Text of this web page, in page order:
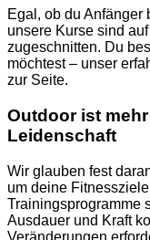
Egal, ob du Anfänger
unsere Kurse sind
zugeschnitten. Du
möchtest – unser
zur Seite.
Outdoor ist
Leidenschaft
Wir glauben fest
um deine
Trainingsprogramme
Ausdauer und Kraft
Veränderungen